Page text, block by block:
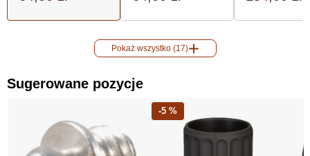
Pokaż wszystko (17)
Sugerowane pozycje
-5 %